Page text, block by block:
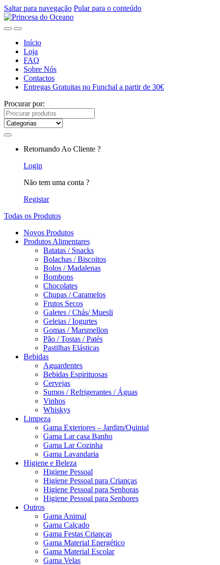
Saltar para navegação Pular para o conteúdo
Início
Loja
FAQ
Sobre Nós
Contactos
Entregas Gratuitas no Funchal a partir de 30€
Procurar por:
Retornando Ao Cliente ?
Login
Não tem uma conta ?
Registar
Todas os Produtos
Novos Produtos
Produtos Alimentares
Batatas / Snacks
Bolachas / Biscoitos
Bolos / Madalenas
Bombons
Chocolates
Chupas / Caramelos
Frutos Secos
Galetes / Chás/ Muesli
Geleias / Iogurtes
Gomas / Marsmellon
Pão / Tostas / Patés
Pastilhas Elásticas
Bebidas
Aguardentes
Bebidas Espirituosas
Cervejas
Sumos / Refrigerantes / Águas
Vinhos
Whiskys
Limpeza
Gama Exteriores – Jardim/Quintal
Gama Lar casa Banho
Gama Lar Cozinha
Gama Lavandaria
Higiene e Beleza
Higiene Pessoal
Higiene Pessoal para Crianças
Higiene Pessoal para Senhoras
Higiene Pessoal para Senhores
Outros
Gama Animal
Gama Calçado
Gama Festas Crianças
Gama Material Energético
Gama Material Escolar
Gama Velas